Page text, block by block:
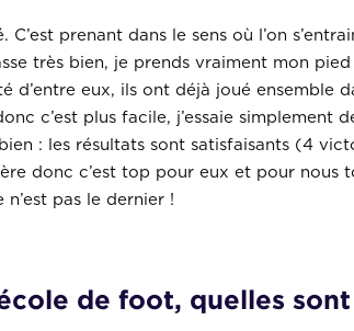
prenant dans le sens où l’on
très bien, je prends vraiment mon
d’entre eux, ils ont déjà joué ensemble
c’est plus facile, j’essaie simplement
: les résultats sont satisfaisants (4
donc c’est top pour eux et pour nous
pas le dernier !
de foot, quelles